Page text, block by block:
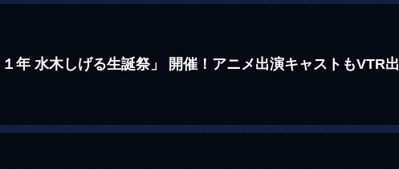
年 水木しげる生誕祭」 開催！アニメ出演キャストもVTR出